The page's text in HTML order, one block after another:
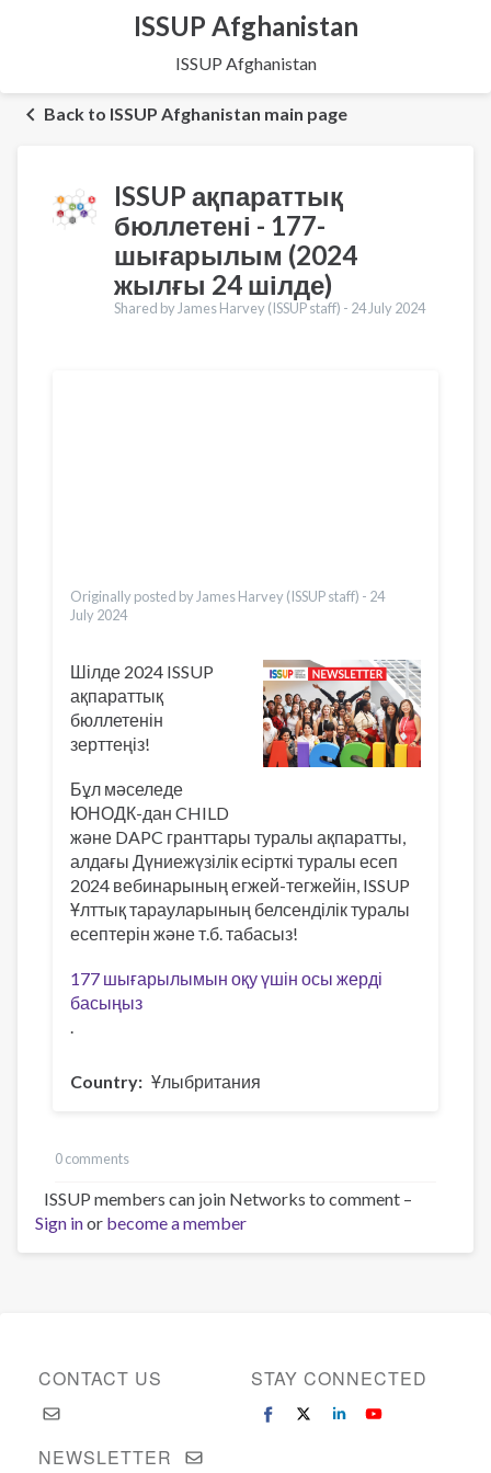
ISSUP Afghanistan
ISSUP Afghanistan
Back to ISSUP Afghanistan main page
ISSUP ақпараттық
бюллетені - 177-
шығарылым (2024
жылғы 24 шілде)
Shared by James Harvey (ISSUP staff) - 24 July 2024
Originally posted by James Harvey (ISSUP staff) - 24
July 2024
Шілде 2024 ISSUP
ақпараттық
бюллетенін
зерттеңіз!
Бұл мәселеде
ЮНОДК-дан CHILD
және DAPC гранттары туралы ақпаратты,
алдағы Дүниежүзілік есірткі туралы есеп
2024 вебинарының егжей-тегжейін, ISSUP
Ұлттық тарауларының белсенділік туралы
есептерін және т.б. табасыз!
177 шығарылымын оқу үшін осы жерді
басыңыз
.
Country Ұлыбритания
0 comments
ISSUP members can join Networks to comment –
Sign inor become a member
CONTACT US STAY CONNECTED
NEWSLETTER